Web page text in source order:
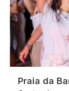
Praia da